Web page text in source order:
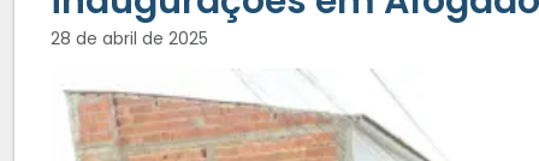
28 de abril de 2025